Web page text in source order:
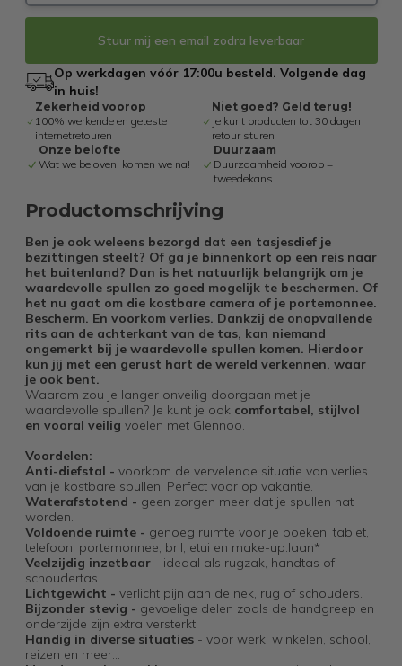
Stuur mij een email zodra leverbaar
Op werkdagen vóór 17:00u besteld. Volgende dag
in huis!
Zekerheid voorop
100% werkende en geteste
internetretouren
Niet goed? Geld terug!
Je kunt producten tot 30 dagen
retour sturen
Onze belofte
Wat we beloven, komen we na!
Duurzaam
Duurzaamheid voorop =
tweedekans
Productomschrijving
Ben je ook weleens bezorgd dat een tasjesdief je
bezittingen steelt? Of ga je binnenkort op een reis naar
het buitenland? Dan is het natuurlijk belangrijk om je
waardevolle spullen zo goed mogelijk te beschermen. Of
het nu gaat om die kostbare camera of je portemonnee.
Bescherm. En voorkom verlies. Dankzij de onopvallende
rits aan de achterkant van de tas, kan niemand
ongemerkt bij je waardevolle spullen komen. Hierdoor
kun jij met een gerust hart de wereld verkennen, waar
je ook bent.
Waarom zou je langer onveilig doorgaan met je
waardevolle spullen? Je kunt je ook comfortabel, stijlvol
en vooral veilig voelen met Glennoo.
Voordelen:
Anti-diefstal - voorkom de vervelende situatie van verlies
van je kostbare spullen. Perfect voor op vakantie.
Waterafstotend - geen zorgen meer dat je spullen nat
worden.
Voldoende ruimte - genoeg ruimte voor je boeken, tablet,
telefoon, portemonnee, bril, etui en make-up.laan*
Veelzijdig inzetbaar- ideaal als rugzak, handtas of
schoudertas
Lichtgewicht - verlicht pijn aan de nek, rug of schouders.
Bijzonder stevig - gevoelige delen zoals de handgreep en
onderzijde zijn extra versterkt.
Handig in diverse situaties- voor werk, winkelen, school,
reizen en meer…